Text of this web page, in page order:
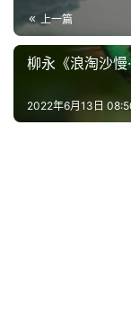
常
贺
词
登录
上一篇
柳永《浪淘沙慢
2022年6月13日